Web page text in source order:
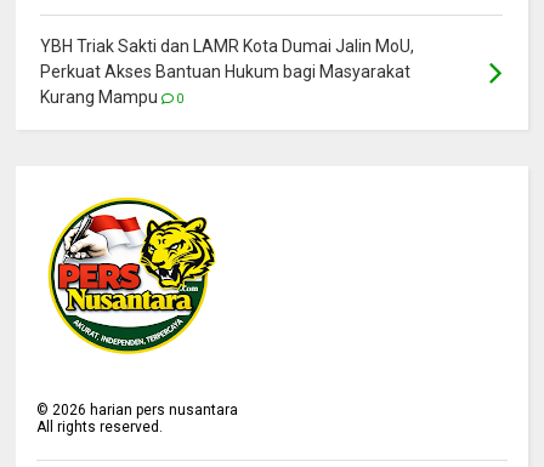
YBH Triak Sakti dan LAMR Kota Dumai Jalin MoU,
Perkuat Akses Bantuan Hukum bagi Masyarakat
Kurang Mampu
0
©2026 harian pers nusantara
All rights reserved.